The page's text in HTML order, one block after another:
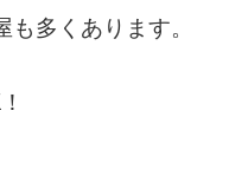
多くあります。